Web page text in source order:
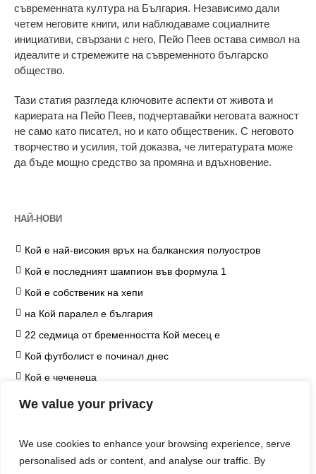
We value your privacy
We use cookies to enhance your browsing experience, serve
personalised ads or content, and analyse our traffic. By
съвременната култура на България. Независимо дали
четем неговите книги, или наблюдаваме социалните
инициативи, свързани с него, Пейо Пеев остава символ на
идеалите и стремежите на съвременното българско
общество.
Тази статия разгледа ключовите аспекти от живота и
кариерата на Пейо Пеев, подчертавайки неговата важност
не само като писател, но и като общественик. С неговото
творчество и усилия, той доказва, че литературата може
да бъде мощно средство за промяна и вдъхновение.
НАЙ-НОВИ
Кой е най-високия връх на балканския полуостров
Кой е последният шампион във формула 1
Кой е собственик на хепи
на Кой паралел е българия
22 седмица от бременността Кой месец е
Кой футболист е починал днес
Кой е чеченеца
на Кой козметичен продукт чърчил не е наложил
ограничение
Кой е хитлер